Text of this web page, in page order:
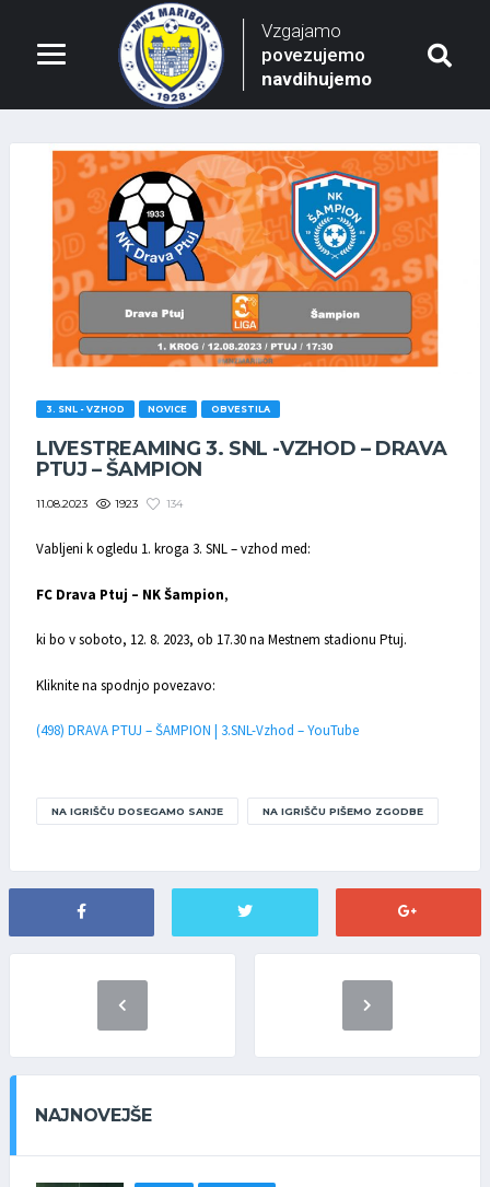
Vzgajamo
povezujemo
navdihujemo
3. SNL - VZHOD NOVICE OBVESTILA
LIVESTREAMING 3. SNL -VZHOD – DRAVA
PTUJ – ŠAMPION
11.08.2023 1923 134
Vabljeni k ogledu 1. kroga 3. SNL – vzhod med:
FC Drava Ptuj – NK Šampion,
ki bo v soboto, 12. 8. 2023, ob 17.30 na Mestnem stadionu Ptuj.
Kliknite na spodnjo povezavo:
(498) DRAVA PTUJ – ŠAMPION | 3.SNL-Vzhod – YouTube
NA IGRIŠČU DOSEGAMO SANJE NA IGRIŠČU PIŠEMO ZGODBE
NAJNOVEJŠE